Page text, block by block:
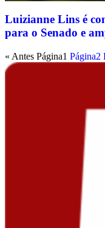
Luizianne Lins é
para o Senado e
« Antes Página1 Página2